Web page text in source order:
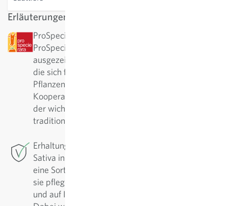
Erläuterungen
ProSpecieRara: Diese Sorte wurde von
ProSpecieRara als seltene bzw. alte Sorte
ausgezeichnet. ProSpecieRara ist eine Stiftung,
die sich für den Erhalt der Vielfalt von seltenen
Pflanzensorten einsetzt. In langjähriger
Kooperation mit ProSpecieRara ist Sativa aktiv in
der wichtigen Erhaltung und Pflege dieser
traditionellen Sorten.
Erhaltungszüchtung: Für diese Sorte betreibt
Sativa in Rheinau die Erhaltungszüchtung. Um
eine Sorte in hoher Qualität zu sichern, muss man
sie pflegen. Regelmässig werden sie nachgebaut
und auf Ihre positiven Eigenschaften selektiert.